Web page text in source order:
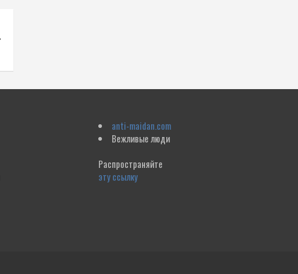
anti-maidan.com
Вежливые люди
Распространяйте
эту ссылку